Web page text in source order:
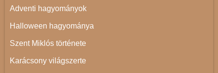
Adventi hagyományok
Halloween hagyománya
Szent Miklós története
Karácsony világszerte